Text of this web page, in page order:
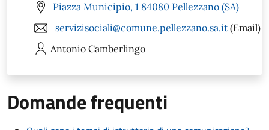
Piazza Municipio, 1 84080 Pellezzano (SA)
servizisociali@comune.pellezzano.sa.it (Email)
Antonio Camberlingo
Domande frequenti